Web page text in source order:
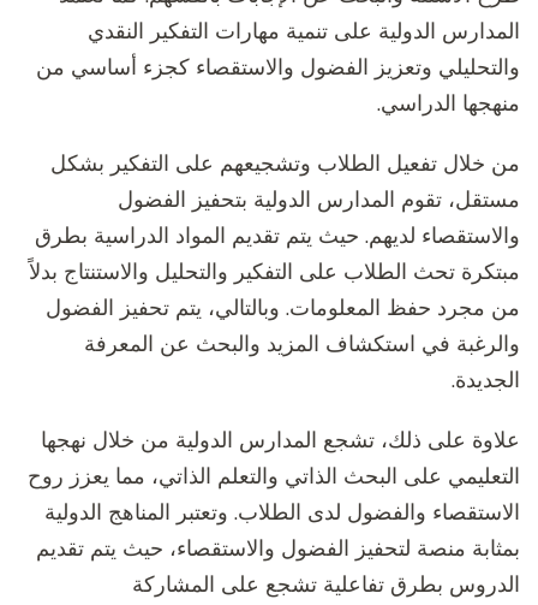
المدارس الدولية على تنمية مهارات التفكير النقدي
والتحليلي وتعزيز الفضول والاستقصاء كجزء أساسي من
منهجها الدراسي.
من خلال تفعيل الطلاب وتشجيعهم على التفكير بشكل
مستقل، تقوم المدارس الدولية بتحفيز الفضول
والاستقصاء لديهم. حيث يتم تقديم المواد الدراسية بطرق
مبتكرة تحث الطلاب على التفكير والتحليل والاستنتاج بدلاً
من مجرد حفظ المعلومات. وبالتالي، يتم تحفيز الفضول
والرغبة في استكشاف المزيد والبحث عن المعرفة
الجديدة.
علاوة على ذلك، تشجع المدارس الدولية من خلال نهجها
التعليمي على البحث الذاتي والتعلم الذاتي، مما يعزز روح
الاستقصاء والفضول لدى الطلاب. وتعتبر المناهج الدولية
بمثابة منصة لتحفيز الفضول والاستقصاء، حيث يتم تقديم
الدروس بطرق تفاعلية تشجع على المشاركة